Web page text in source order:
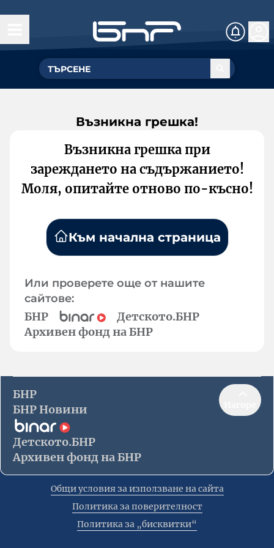
Възникна грешка!
Възникна грешка при
зареждането на съдържанието!
Моля, опитайте отново по-късно!
Към начална страница
Или проверете още от нашите
сайтове:
БНР
Детското.БНР
Архивен фонд на БНР
БНР
БНР Новини
Детското.БНР
Архивен фонд на БНР
Общи условия за използване на сайта
Политика за поверителност
Политика за „бисквитки“